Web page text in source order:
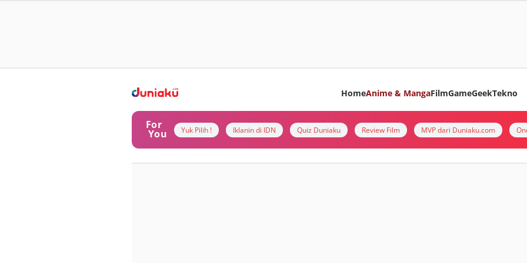
HomeAnime & MangaFilmGameGeekTekno
For
You Yuk Pilih ! Iklanin di IDN Quiz Duniaku Review Film MVP dari Duniaku.com